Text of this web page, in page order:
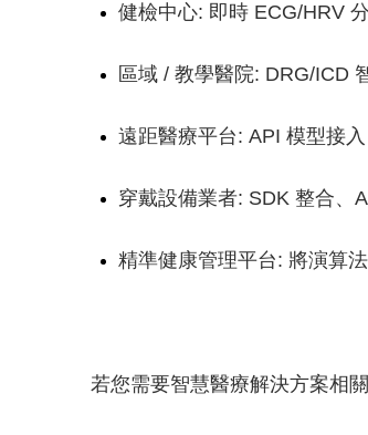
健檢中心: 即時 ECG/HRV
區域 / 教學醫院: DRG/ICD
遠距醫療平台: API 模型接
穿戴設備業者: SDK 整合、
精準健康管理平台: 將演算
若您需要智慧醫療解決方案相